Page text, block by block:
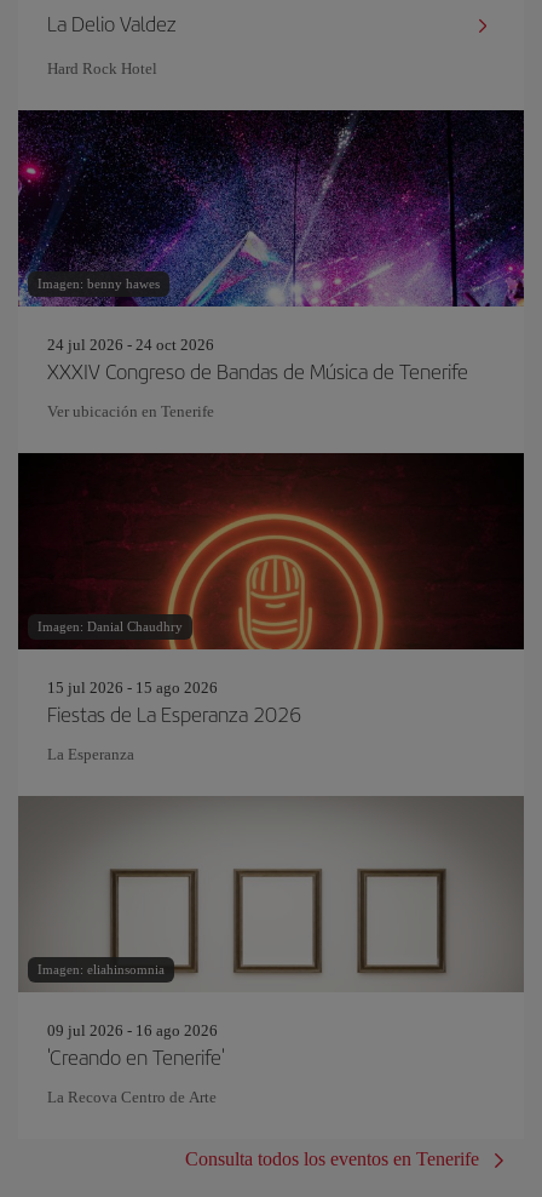
La Delio Valdez
Hard Rock Hotel
Imagen: benny hawes
24 jul 2026 - 24 oct 2026
XXXIV Congreso de Bandas de Música de Tenerife
Ver ubicación en Tenerife
Imagen: Danial Chaudhry
15 jul 2026 - 15 ago 2026
Fiestas de La Esperanza 2026
La Esperanza
Imagen: eliahinsomnia
09 jul 2026 - 16 ago 2026
'Creando en Tenerife'
La Recova Centro de Arte
Consulta todos los eventos en Tenerife